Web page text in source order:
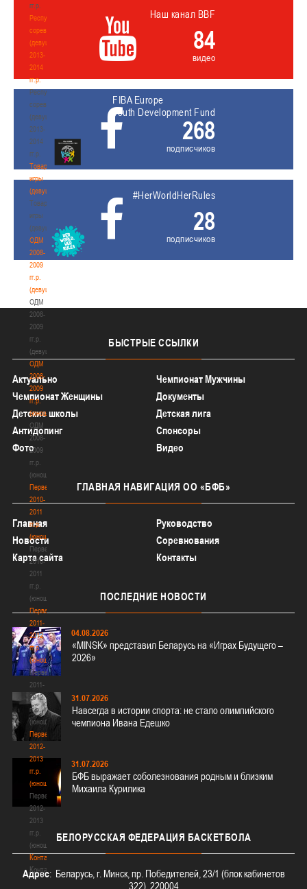
гг.р.
Республиканские
соревнования
(девушки)
2013-
2014
гг.р.
Республиканские
соревнования
(девушки)
2013-
2014
гг.р.
Товарищеские
игры
(девушки)
Товарищеские
игры
(девушки)
ОДМ
2008-
2009
гг.р.
(девушки)
ОДМ
2008-
2009
гг.р.
(девушки)
ОДМ
2008-
2009
гг.р.
(юноши)
ОДМ
2008-
2009
гг.р.
(юноши)
Первенство
2010-
2011
гг.р.
(юноши)
Первенство
2010-
2011
гг.р.
(юноши)
Первенство
2011-
2012
гг.р.
(юноши)
Первенство
2011-
2012
гг.р.
(юноши)
Первенство
2012-
2013
гг.р.
(юноши)
Первенство
2012-
2013
гг.р.
(юноши)
Контакты
Контакты
Наш канал BBF
84
видео
FIBA Europe
Youth Development Fund
268
подписчиков
#HerWorldHerRules
28
подписчиков
БЫСТРЫЕ ССЫЛКИ
Актуально
Чемпионат Мужчины
Чемпионат Женщины
Документы
Детские школы
Детская лига
Антидопинг
Спонсоры
Фото
Видео
ГЛАВНАЯ НАВИГАЦИЯ ОО «БФБ»
Главная
Руководство
Новости
Соревнования
Карта сайта
Контакты
ПОСЛЕДНИЕ НОВОСТИ
04.08.2026
«MINSK» представил Беларусь на «Играх Будущего –
2026»
31.07.2026
Навсегда в истории спорта: не стало олимпийского
чемпиона Ивана Едешко
31.07.2026
БФБ выражает соболезнования родным и близким
Михаила Курилика
БЕЛОРУССКАЯ ФЕДЕРАЦИЯ БАСКЕТБОЛА
Адрес: Беларусь, г. Минск, пр. Победителей, 23/1 (блок кабинетов
322), 220004